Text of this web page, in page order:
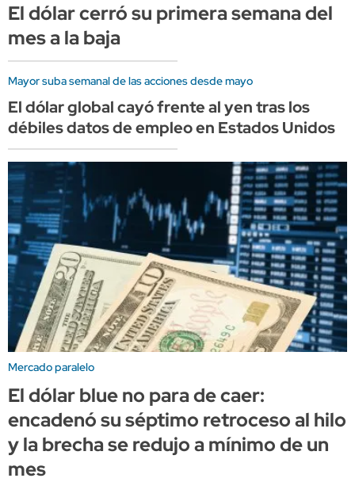
El dólar cerró su primera semana del
mes a la baja
Mayor suba semanal de las acciones desde mayo
El dólar global cayó frente al yen tras los
débiles datos de empleo en Estados Unidos
Mercado paralelo
El dólar blue no para de caer:
encadenó su séptimo retroceso al hilo
y la brecha se redujo a mínimo de un
mes